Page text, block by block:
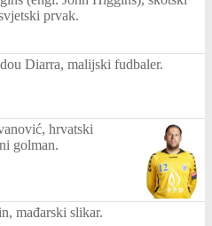
prvak.
Diarra, malijski fudbaler.
hrvatski
golman.
mađarski slikar.